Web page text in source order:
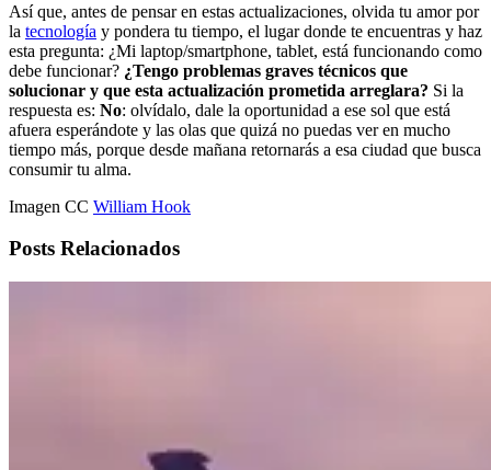
Así que, antes de pensar en estas actualizaciones, olvida tu amor por
la tecnología y pondera tu tiempo, el lugar donde te encuentras y haz
esta pregunta: ¿Mi laptop/smartphone, tablet, está funcionando como
debe funcionar? ¿Tengo problemas graves técnicos que
solucionar y que esta actualización prometida arreglara? Si la
respuesta es: No: olvídalo, dale la oportunidad a ese sol que está
afuera esperándote y las olas que quizá no puedas ver en mucho
tiempo más, porque desde mañana retornarás a esa ciudad que busca
consumir tu alma.
Imagen CC William Hook
Posts Relacionados